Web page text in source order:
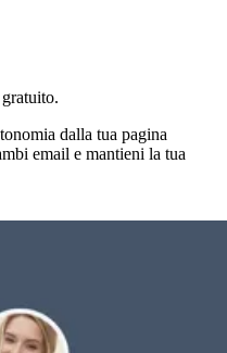
dalla tua pagina
email e mantieni la tua